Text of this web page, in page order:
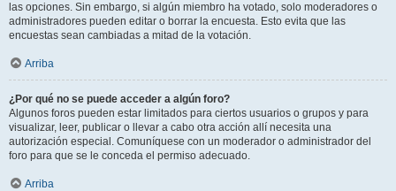
las opciones. Sin embargo, si algún miembro ha votado, solo moderadores o
administradores pueden editar o borrar la encuesta. Esto evita que las
encuestas sean cambiadas a mitad de la votación.
Arriba
¿Por qué no se puede acceder a algún foro?
Algunos foros pueden estar limitados para ciertos usuarios o grupos y para
visualizar, leer, publicar o llevar a cabo otra acción allí necesita una
autorización especial. Comuníquese con un moderador o administrador del
foro para que se le conceda el permiso adecuado.
Arriba